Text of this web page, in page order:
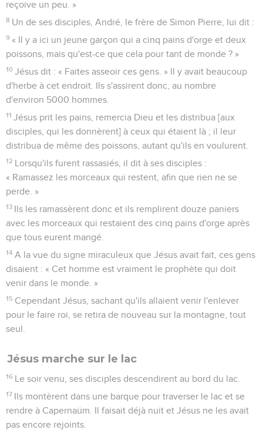
reçoive un peu. »
8 Un de ses disciples, André, le frère de Simon Pierre, lui dit :
9 « Il y a ici un jeune garçon qui a cinq pains d'orge et deux
poissons, mais qu'est-ce que cela pour tant de monde ? »
10 Jésus dit : « Faites asseoir ces gens. » Il y avait beaucoup
d'herbe à cet endroit. Ils s'assirent donc, au nombre
d'environ 5000 hommes.
11 Jésus prit les pains, remercia Dieu et les distribua [aux
disciples, qui les donnèrent] à ceux qui étaient là ; il leur
distribua de même des poissons, autant qu'ils en voulurent.
12 Lorsqu'ils furent rassasiés, il dit à ses disciples :
« Ramassez les morceaux qui restent, afin que rien ne se
perde. »
13 Ils les ramassèrent donc et ils remplirent douze paniers
avec les morceaux qui restaient des cinq pains d'orge après
que tous eurent mangé.
14 A la vue du signe miraculeux que Jésus avait fait, ces gens
disaient : « Cet homme est vraiment le prophète qui doit
venir dans le monde. »
15 Cependant Jésus, sachant qu'ils allaient venir l'enlever
pour le faire roi, se retira de nouveau sur la montagne, tout
seul.
Jésus marche sur le lac
16 Le soir venu, ses disciples descendirent au bord du lac.
17 Ils montèrent dans une barque pour traverser le lac et se
rendre à Capernaüm. Il faisait déjà nuit et Jésus ne les avait
pas encore rejoints.